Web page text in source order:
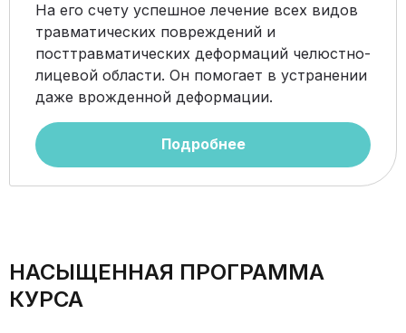
На его счету успешное лечение всех видов
травматических повреждений и
посттравматических деформаций челюстно-
лицевой области. Он помогает в устранении
даже врожденной деформации.
Подробнее
НАСЫЩЕННАЯ ПРОГРАММА
КУРСА